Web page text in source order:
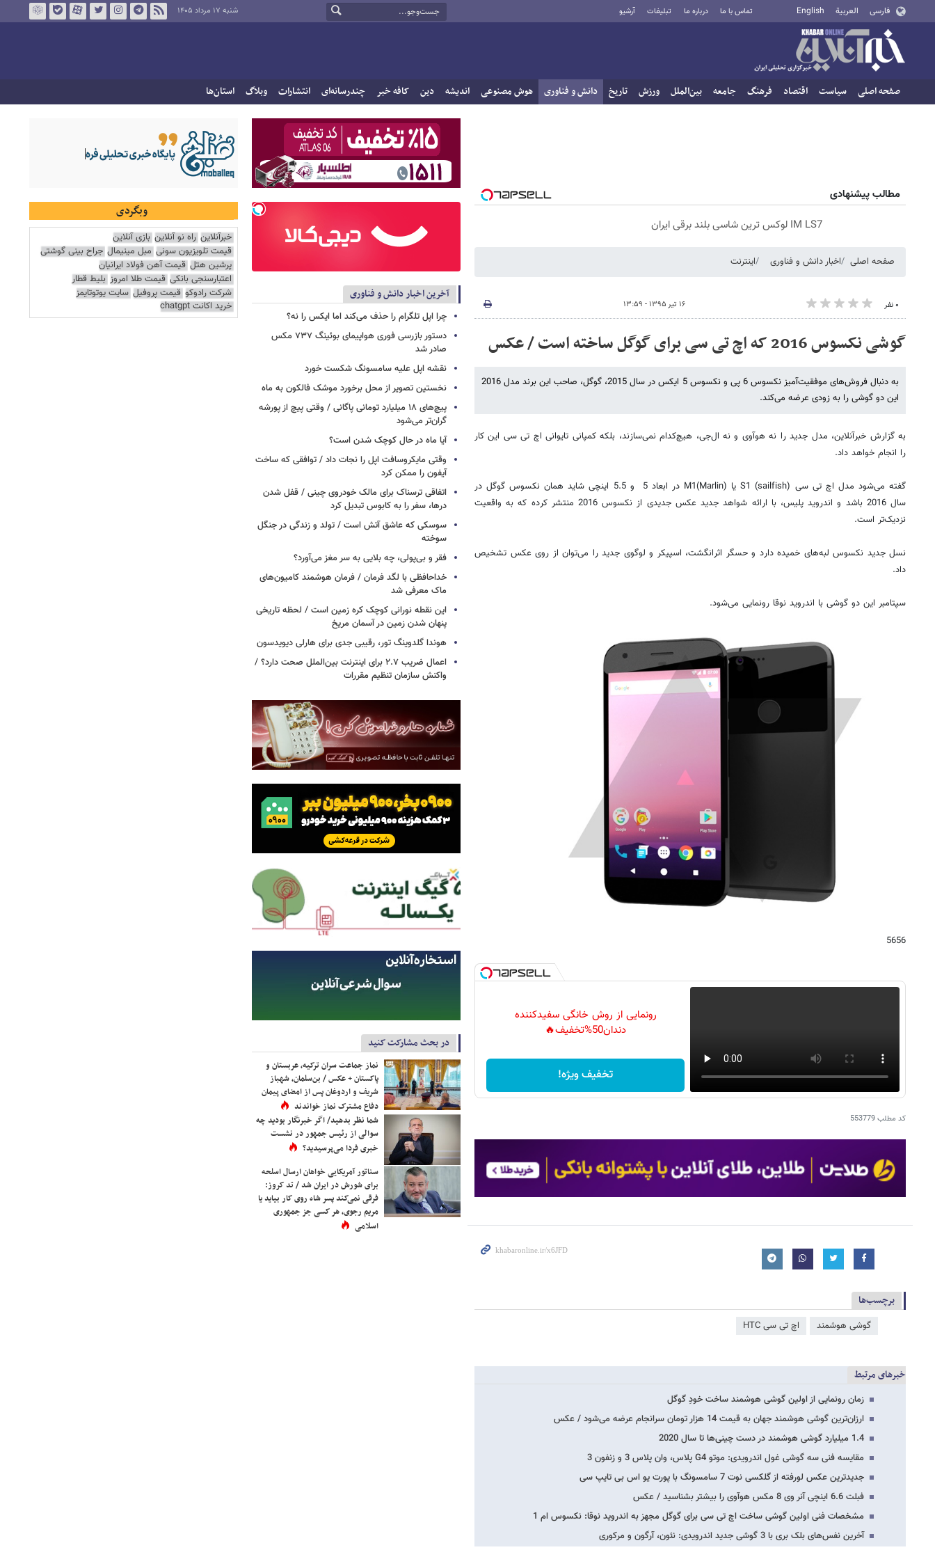
فارسی العربية English تماس با ما درباره ما تبلیغات آرشیو شنبه ۱۷ مرداد ۱۴۰۵
صفحه اصلی سیاست اقتصاد فرهنگ جامعه بین‌الملل ورزش تاریخ دانش و فناوری هوش مصنوعی اندیشه دین کافه خبر چندرسانه‌ای انتشارات وبلاگ استان‌ها
مطالب پیشنهادی
IM LS7 لوکس ترین شاسی بلند برقی ایران
صفحه اصلی اخبار دانش و فناوری اینترنت
۰ نفر ۱۶ تیر ۱۳۹۵ - ۱۳:۵۹
گوشی نکسوس 2016 که اچ تی سی برای گوگل ساخته است / عکس
به دنبال فروش‌های موفقیت‌آمیز نکسوس 6 پی و نکسوس 5 ایکس در سال 2015، گوگل، صاحب این برند مدل 2016
این دو گوشی را به زودی عرضه می‌کند.
به گزارش خبرآنلاین، مدل جدید را نه هوآوی و نه ال‌جی، هیچ‌کدام نمی‌سازند، بلکه کمپانی تایوانی اچ تی سی این کار
را انجام خواهد داد.
گفته می‌شود مدل اچ تی سی S1 (sailfish) یا M1(Marlin) در ابعاد 5 و 5.5 اینچی شاید همان نکسوس گوگل در
سال 2016 باشد و اندروید پلیس، با ارائه شواهد جدید عکس جدیدی از نکسوس 2016 منتشر کرده که به واقعیت
نزدیک‌تر است.
نسل جدید نکسوس لبه‌های خمیده دارد و حسگر اثرانگشت، اسپیکر و لوگوی جدید را می‌توان از روی عکس تشخیص
داد.
سپتامبر این دو گوشی با اندروید نوقا رونمایی می‌شود.
5656
رونمایی از روش خانگی سفیدکننده
دندان50%تخفیف🔥
تخفیف ویژه!
کد مطلب553779
برچسب‌ها
گوشی هوشمند اچ تی سی HTC
خبرهای مرتبط
زمان رونمایی از اولین گوشی هوشمند ساخت خودِ گوگل
ارزان‌ترین گوشی هوشمند جهان به قیمت 14 هزار تومان سرانجام عرضه می‌شود / عکس
1.4 میلیارد گوشی هوشمند در دست چینی‌ها تا سال 2020
مقایسه فنی سه گوشی غول اندرویدی: موتو G4 پلاس، وان پلاس 3 و زنفون 3
جدیدترین عکس لورفته از گلکسی نوت 7 سامسونگ با پورت یو اس بی تایپ سی
فبلت 6.6 اینچی آنر وی 8 مکس هوآوی را بیشتر بشناسید / عکس
مشخصات فنی اولین گوشی ساخت اچ تی سی برای گوگل مجهز به اندروید نوقا: نکسوس ام 1
آخرین نفس‌های بلک بری با 3 گوشی جدید اندرویدی: نئون، آرگون و مرکوری
آخرین اخبار دانش و فناوری
چرا اپل تلگرام را حذف می‌کند اما ایکس را نه؟
دستور بازرسی فوری هواپیمای بوئینگ ۷۳۷ مکس
صادر شد
نقشه اپل علیه سامسونگ شکست خورد
نخستین تصویر از محل برخورد موشک فالکون به ماه
پیچ‌های ۱۸ میلیارد تومانی پاگانی / وقتی پیچ از پورشه
گران‌تر می‌شود
آیا ماه در حال کوچک شدن است؟
وقتی مایکروسافت اپل را نجات داد / توافقی که ساخت
آیفون را ممکن کرد
اتفاقی ترسناک برای مالک خودروی چینی / قفل شدن
درها، سفر را به کابوس تبدیل کرد
سوسکی که عاشق آتش است / تولد و زندگی در جنگل
سوخته
فقر و بی‌پولی، چه بلایی به سر مغز می‌آورد؟
خداحافظی با لگد فرمان / فرمان هوشمند کامیون‌های
ماک معرفی شد
این نقطه نورانی کوچک کره زمین است / لحظه تاریخی
پنهان شدن زمین در آسمان مریخ
هوندا گلدوینگ تور، رقیبی جدی برای هارلی دیویدسون
اعمال ضریب ۲.۷ برای اینترنت بین‌الملل صحت دارد؟ /
واکنش سازمان تنظیم مقررات
در بحث مشارکت کنید
نماز جماعت سران ترکیه، عربستان و
پاکستان + عکس / بن‌سلمان، شهباز
شریف و اردوغان پس از امضای پیمان
دفاع مشترک نماز خواندند
شما نظر بدهید/ اگر خبرنگار بودید چه
سوالی از رئیس جمهور در نشست
خبری فردا می‌پرسیدید؟
سناتور آمریکایی خواهان ارسال اسلحه
برای شورش در ایران شد / تد کروز:
فرقی نمی‌کند پسر شاه روی کار بیاید یا
مریم رجوی، هر کسی جز جمهوری
اسلامی
وبگردی
خبرآنلاین راه نو آنلاین بازی آنلاین
قیمت تلویزیون سونی مبل مینیمال جراح بینی گوشتی
پرشین هتل قیمت آهن فولاد ایرانیان
اعتبارسنجی بانکی قیمت طلا امروز بلیط قطار
شرکت رادوکو قیمت پروفیل سایت یوتوتایمز
خرید اکانت chatgpt